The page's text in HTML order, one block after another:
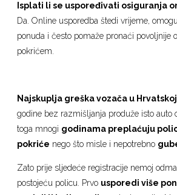
Isplati li se uspoređivati osiguranja
Da. Online usporedba štedi vrijeme,
ponuda i često pomaže pronaći povoljnije
pokrićem.
Najskuplja greška vozača u Hrvatskoj
godine bez razmišljanja produže isto auto
toga mnogi godinama preplaćuju
pokriće nego što misle i nepotrebno
Zato prije sljedeće registracije nemoj
postojeću policu. Prvo usporedi više